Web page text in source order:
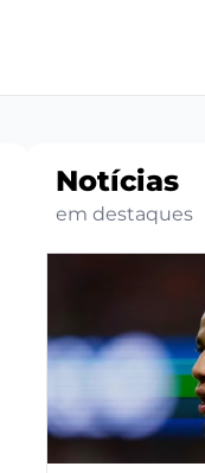
Notícias
em destaques